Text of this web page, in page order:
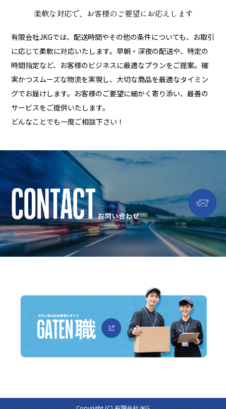
柔軟な対応で、お客様のご要望にお応えします
有限会社JKGでは、配送時間やその他の条件についても、お取引
に応じて柔軟に対応いたします。早朝・深夜の配送や、特定の
時間指定など、お客様のビジネスに最適なプランをご提案。確
実かつスムーズな物流を実現し、大切な商品を最適なタイミン
グでお届けします。お客様のご要望に細かく寄り添い、最善の
サービスをご提供いたします。
どんなことでも一度ご相談下さい！